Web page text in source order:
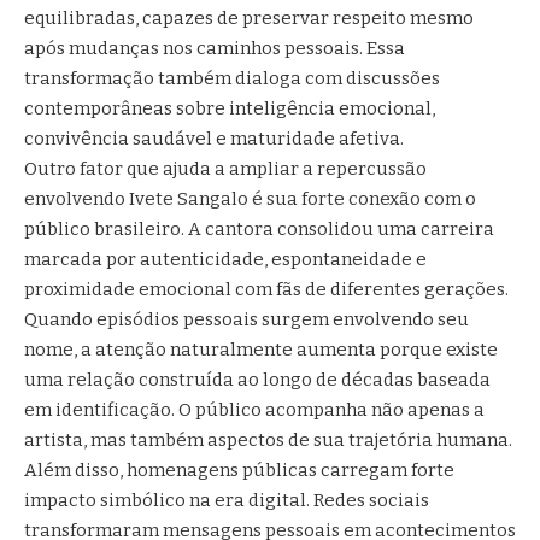
equilibradas, capazes de preservar respeito mesmo
após mudanças nos caminhos pessoais. Essa
transformação também dialoga com discussões
contemporâneas sobre inteligência emocional,
convivência saudável e maturidade afetiva.
Outro fator que ajuda a ampliar a repercussão
envolvendo Ivete Sangalo é sua forte conexão com o
público brasileiro. A cantora consolidou uma carreira
marcada por autenticidade, espontaneidade e
proximidade emocional com fãs de diferentes gerações.
Quando episódios pessoais surgem envolvendo seu
nome, a atenção naturalmente aumenta porque existe
uma relação construída ao longo de décadas baseada
em identificação. O público acompanha não apenas a
artista, mas também aspectos de sua trajetória humana.
Além disso, homenagens públicas carregam forte
impacto simbólico na era digital. Redes sociais
transformaram mensagens pessoais em acontecimentos